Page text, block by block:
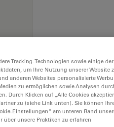
Tracking-Technologien sowie einige
um Ihre Nutzung unserer Website
anderen Websites personalisierte
zu ermöglichen sowie Analysen
Durch Klicken auf „Alle Cookies
zu (siehe Link unten). Sie können
Einstellungen“ am unteren Rand
über unsere Praktiken zu erfahren